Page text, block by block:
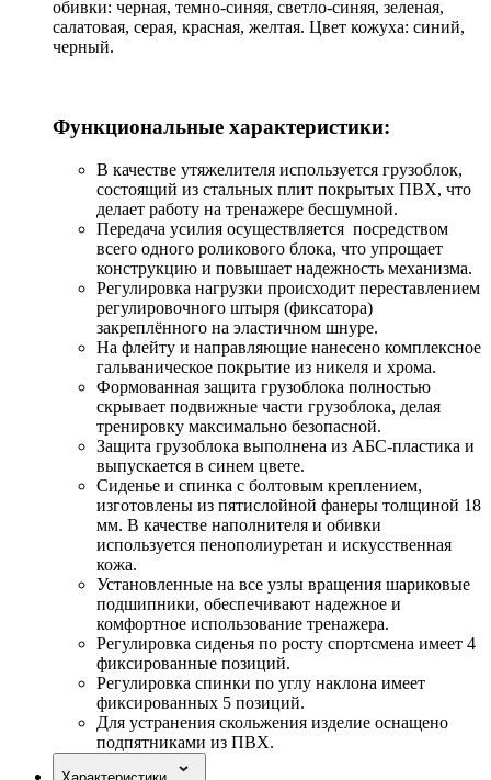
обивки: черная, темно-синяя, светло-синяя, зеленая,
салатовая, серая, красная, желтая. Цвет кожуха: синий,
черный.
Функциональные характеристики:
В качестве утяжелителя используется грузоблок,
состоящий из стальных плит покрытых ПВХ, что
делает работу на тренажере бесшумной.
Передача усилия осуществляется посредством
всего одного роликового блока, что упрощает
конструкцию и повышает надежность механизма.
Регулировка нагрузки происходит переставлением
регулировочного штыря (фиксатора)
закреплённого на эластичном шнуре.
На флейту и направляющие нанесено комплексное
гальваническое покрытие из никеля и хрома.
Формованная защита грузоблока полностью
скрывает подвижные части грузоблока, делая
тренировку максимально безопасной.
Защита грузоблока выполнена из АБС-пластика и
выпускается в синем цвете.
Сиденье и спинка с болтовым креплением,
изготовлены из пятислойной фанеры толщиной 18
мм. В качестве наполнителя и обивки
используется пенополиуретан и искусственная
кожа.
Установленные на все узлы вращения шариковые
подшипники, обеспечивают надежное и
комфортное использование тренажера.
Регулировка сиденья по росту спортсмена имеет 4
фиксированные позиций.
Регулировка спинки по углу наклона имеет
фиксированных 5 позиций.
Для устранения скольжения изделие оснащено
подпятниками из ПВХ.